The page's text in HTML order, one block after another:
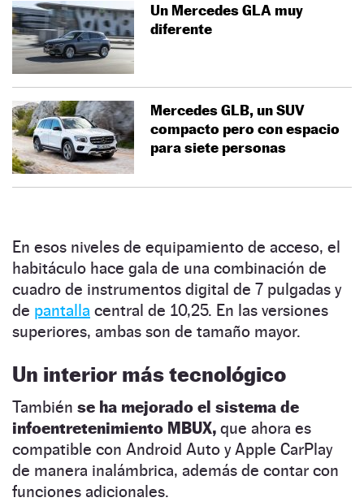
Un Mercedes GLA muy
diferente
Mercedes GLB, un SUV
compacto pero con espacio
para siete personas
En esos niveles de equipamiento de acceso, el
habitáculo hace gala de una combinación de
cuadro de instrumentos digital de 7 pulgadas y
de pantalla central de 10,25. En las versiones
superiores, ambas son de tamaño mayor.
Un interior más tecnológico
También se ha mejorado el sistema de
infoentretenimiento MBUX, que ahora es
compatible con Android Auto y Apple CarPlay
de manera inalámbrica, además de contar con
funciones adicionales.